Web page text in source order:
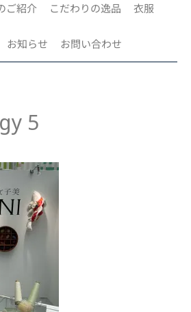
ご紹介 こだわりの逸品 衣服
お知らせ お問い合わせ
5